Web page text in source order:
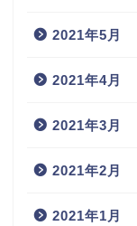
2021年5月
2021年4月
2021年3月
2021年2月
2021年1月